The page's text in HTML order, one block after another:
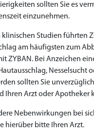
sollten Sie es
einzunehmen.
klinischen Studien führten
am häufigsten zum
ZYBAN. Bei Anzeichen
Nesselsucht
sollten Sie
Ihren Arzt oder Apotheker
Nebenwirkungen bei
hierüber bitte Ihren Arzt.